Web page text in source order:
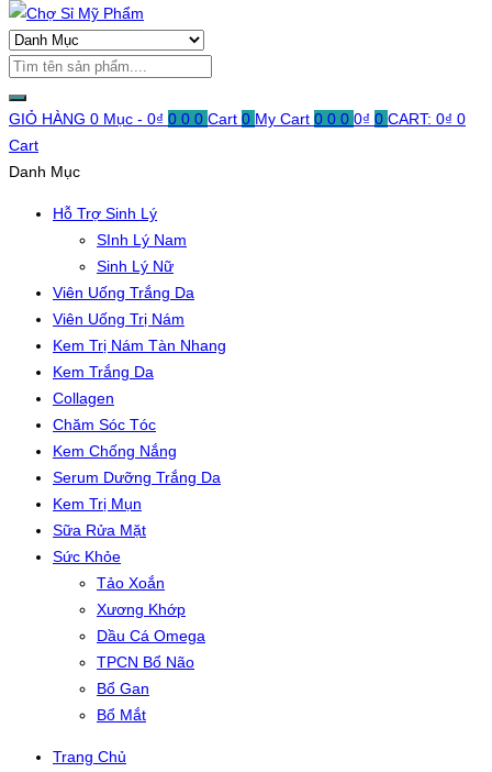
GIỎ HÀNG 0 Mục - 0₫ 0 0 0 Cart 0 My Cart 0 0 0 0₫ 0 CART: 0₫ 0
Cart
Danh Mục
Hỗ Trợ Sinh Lý
SInh Lý Nam
Sinh Lý Nữ
Viên Uống Trắng Da
Viên Uống Trị Nám
Kem Trị Nám Tàn Nhang
Kem Trắng Da
Collagen
Chăm Sóc Tóc
Kem Chống Nắng
Serum Dưỡng Trắng Da
Kem Trị Mụn
Sữa Rửa Mặt
Sức Khỏe
Tảo Xoắn
Xương Khớp
Dầu Cá Omega
TPCN Bổ Não
Bổ Gan
Bổ Mắt
Trang Chủ